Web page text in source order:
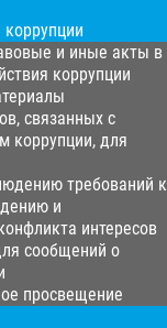
и иные акты в
коррупции
связанных с
коррупции, для
требований к
и
интересов
сообщений о
просвещение